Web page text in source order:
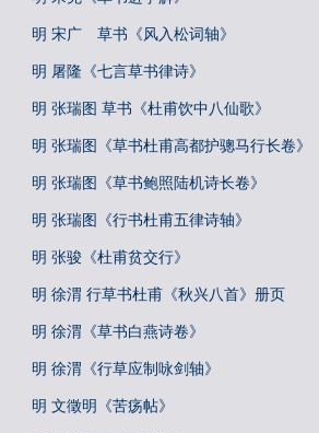
明 宋广 草书《风入松词轴》
明 屠隆《七言草书律诗》
明 张瑞图 草书《杜甫饮中八仙歌》
明 张瑞图《草书杜甫高都护骢马行长卷》
明 张瑞图《草书鲍照陆机诗长卷》
明 张瑞图《行书杜甫五律诗轴》
明 张骏《杜甫贫交行》
明 徐渭 行草书杜甫《秋兴八首》册页
明 徐渭《草书白燕诗卷》
明 徐渭《行草应制咏剑轴》
明 文徵明《苦疡帖》